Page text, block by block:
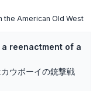
American Old West
reenactment of a
ウボーイの銃撃戦